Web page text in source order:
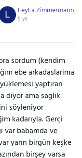
LeyLa Zimmermann
5 yıl
L
sordum (kendim
ebe arkadaslarima
yaptıran
diyor ama saglik
söyleniyor
kadarıyla. Gerçi
var babamda ve
yarın birgün keşke
birşey varsa